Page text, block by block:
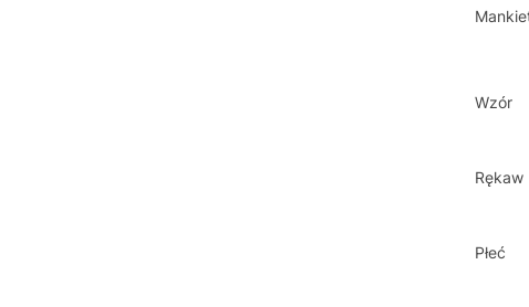
Wzór
Rękaw
Płeć